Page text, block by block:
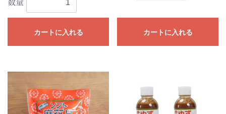
カートに入れる カートに入れる